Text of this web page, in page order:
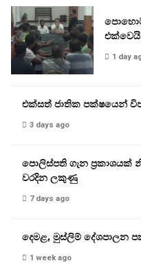
එක්වෙයි
1 day
එක්සත් ජාතික පක්ෂයෙන්
3 days ago
පොලිස්පති ගැන
වරදින ලකුණු
7 days ago
දෙමළ, මුස්ලිම් දේශපාලන
1 week ago